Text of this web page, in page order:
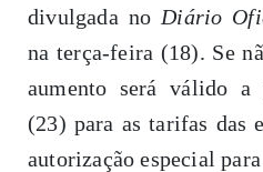
divulgada no Diário
na terça-feira (18). Se
aumento será válido a
(23) para as tarifas das
autorização especial